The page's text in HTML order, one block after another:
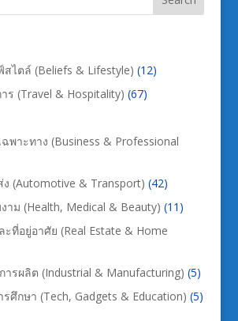
ไตล์ (Beliefs & Lifestyle) (12)
ร (Travel & Hospitality) (67)
พาะทาง (Business & Professional
(Automotive & Transport) (42)
ม (Health, Medical & Beauty) (11)
ที่อยู่อาศัย (Real Estate & Home
รผลิต (Industrial & Manufacturing) (5)
ศึกษา (Tech, Gadgets & Education) (5)